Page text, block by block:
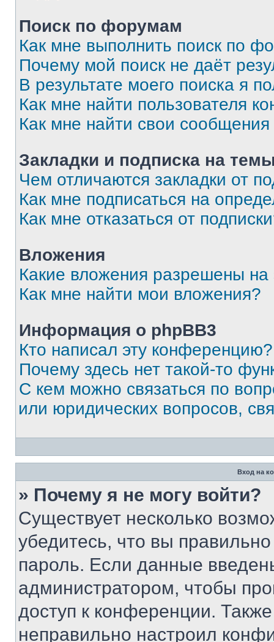
Поиск по форумам
Как мне выполнить поиск по
Почему мой поиск не даёт
В результате моего поиска я
Как мне найти пользователя
Как мне найти свои
Закладки и подписка на
Чем отличаются закладки от
Как мне подписаться на
Как мне отказаться от
Вложения
Какие вложения разрешены
Как мне найти мои вложения?
Информация о phpBB3
Кто написал эту конференцию?
Почему здесь нет такой-то
С кем можно связаться по
или юридических вопросов,
Вход на
» Почему я не могу войти?
Существует несколько
убедитесь, что вы
пароль. Если данные
администратором, чтобы
доступ к конференции.
неправильно настроил